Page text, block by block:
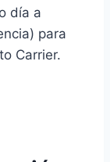
día a
para
Carrier.